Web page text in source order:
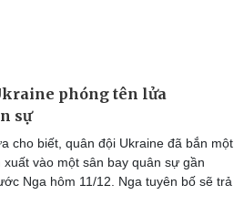
phóng tên lửa
sự
cho biết, quân đội Ukraine đã bắn một
vào một sân bay quân sự gần
Nga hôm 11/12. Nga tuyên bố sẽ trả